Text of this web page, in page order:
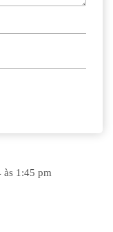
às 1:45 pm